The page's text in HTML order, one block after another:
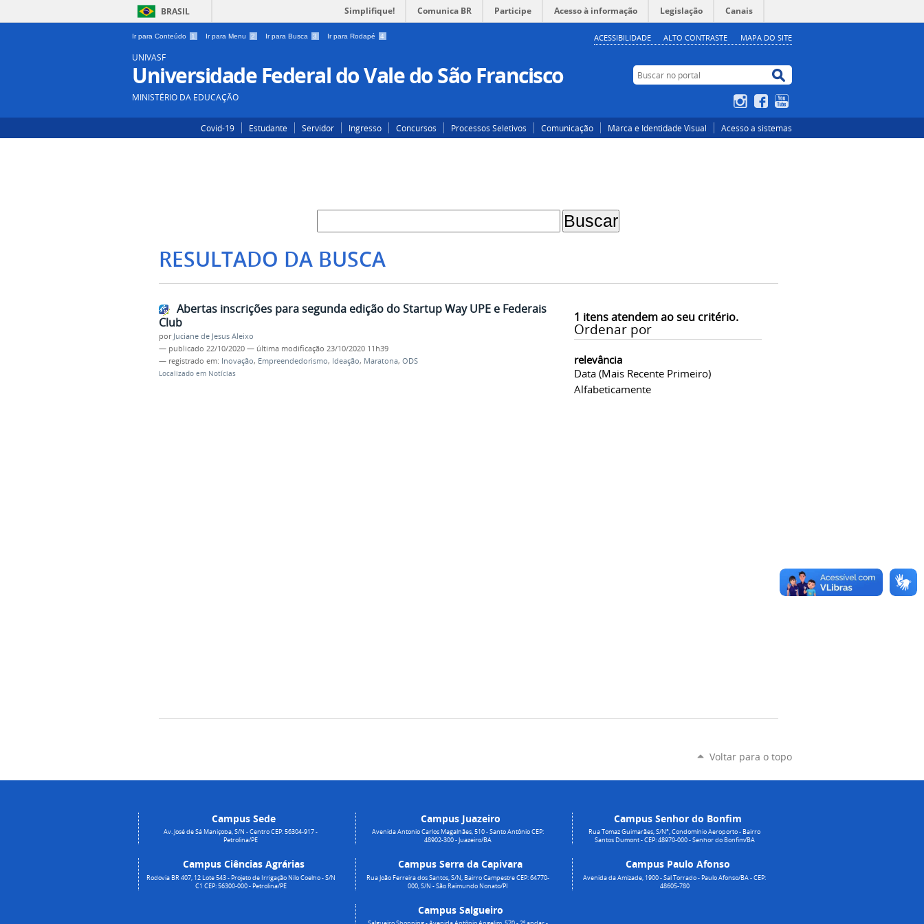
BRASIL Simplifique! Comunica BR Participe Acesso à informação Legislação Canais
Ir para Conteúdo 1 Ir para Menu 2 Ir para Busca 3 Ir para Rodapé 4 ACESSIBILIDADE ALTO CONTRASTE MAPA DO SITE
UNIVASF
Universidade Federal do Vale do São Francisco
MINISTÉRIO DA EDUCAÇÃO
Buscar no portal
Buscar no portal
InstagramFacebook
Covid-19 Estudante Servidor Ingresso Concursos Processos Seletivos Comunicação Marca e Identidade Visual Acesso a sistemas
RESULTADO DA BUSCA
1 itens atendem ao seu critério.
Ordenar por
relevância
Data (mais Recente Primeiro)
Alfabeticamente
Abertas inscrições para segunda edição do Startup Way UPE e Federais
Club
por Juciane de Jesus Aleixo
— publicado 22/10/2020 — última modificação 23/10/2020 11h39
— registrado em: Inovação, Empreendedorismo, Ideação, Maratona, ODS
Localizado em Notícias
Voltar para o topo
Campus Sede
Av. José de Sá Maniçoba, S/N - Centro CEP: 56304-917 -
Petrolina/PE
Campus Ciências Agrárias
Rodovia BR 407, 12 Lote 543 - Projeto de Irrigação Nilo Coelho - S/N
C1 CEP: 56300-000 - Petrolina/PE
Campus Juazeiro
Avenida Antonio Carlos Magalhães, 510 - Santo Antônio CEP:
48902-300 - Juazeiro/BA
Campus Serra da Capivara
Rua João Ferreira dos Santos, S/N, Bairro Campestre CEP: 64770-
000, S/N - São Raimundo Nonato/PI
Campus Salgueiro
Campus Senhor do Bonfim
Rua Tomaz Guimarães, S/N°, Condomínio Aeroporto - Bairro
Santos Dumont - CEP: 48970-000 - Senhor do Bonfim/BA
Campus Paulo Afonso
Avenida da Amizade, 1900 - Sal Torrado - Paulo Afonso/BA - CEP:
48605-780